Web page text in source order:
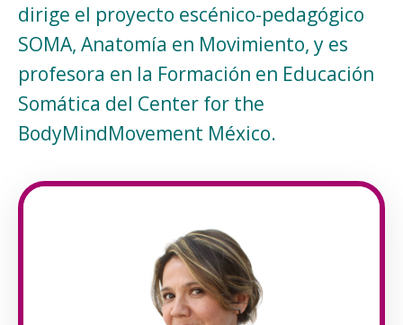
dirige el proyecto escénico-pedagógico
SOMA, Anatomía en Movimiento, y es
profesora en la Formación en Educación
Somática del Center for the
BodyMindMovement México.